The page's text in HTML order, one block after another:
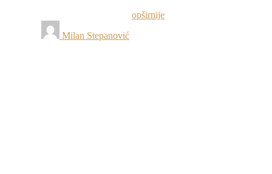
opširnije
Milan Stepanović